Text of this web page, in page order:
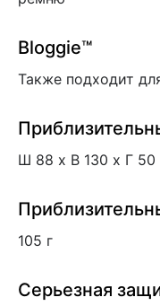
Bloggie™
Также подходит
Ш 88 x В 130 x Г
105 г
Серьезная